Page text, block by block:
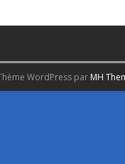
WordPress par MH